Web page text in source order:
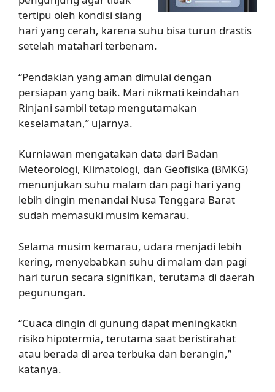
tertipu oleh kondisi siang
hari yang cerah, karena suhu bisa turun drastis
setelah matahari terbenam.
“Pendakian yang aman dimulai dengan
persiapan yang baik. Mari nikmati keindahan
Rinjani sambil tetap mengutamakan
keselamatan,” ujarnya.
Kurniawan mengatakan data dari Badan
Meteorologi, Klimatologi, dan Geofisika (BMKG)
menunjukan suhu malam dan pagi hari yang
lebih dingin menandai Nusa Tenggara Barat
sudah memasuki musim kemarau.
Selama musim kemarau, udara menjadi lebih
kering, menyebabkan suhu di malam dan pagi
hari turun secara signifikan, terutama di daerah
pegunungan.
“Cuaca dingin di gunung dapat meningkatkn
risiko hipotermia, terutama saat beristirahat
atau berada di area terbuka dan berangin,”
katanya.